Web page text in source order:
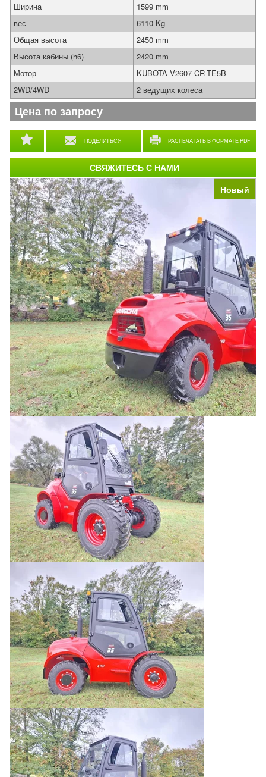
Новый
ПОДЕЛИТЬСЯ РАСПЕЧАТАТЬ В ФОРМАТЕ PDF
Ширина
1599 mm
вес
6110 Kg
Общая высота
2450 mm
Высота кабины (h6)
2420 mm
Мотор
KUBOTA V2607-CR-TE5B
2WD/4WD
2 ведущих колеса
Цена по запросу
СВЯЖИТЕСЬ С НАМИ